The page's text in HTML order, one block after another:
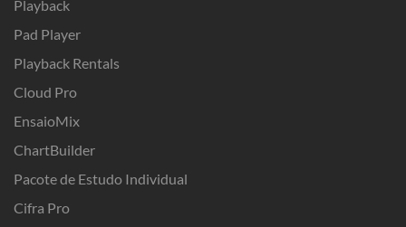
Playback
Pad Player
Playback Rentals
Cloud Pro
EnsaioMix
ChartBuilder
Pacote de Estudo Individual
Cifra Pro